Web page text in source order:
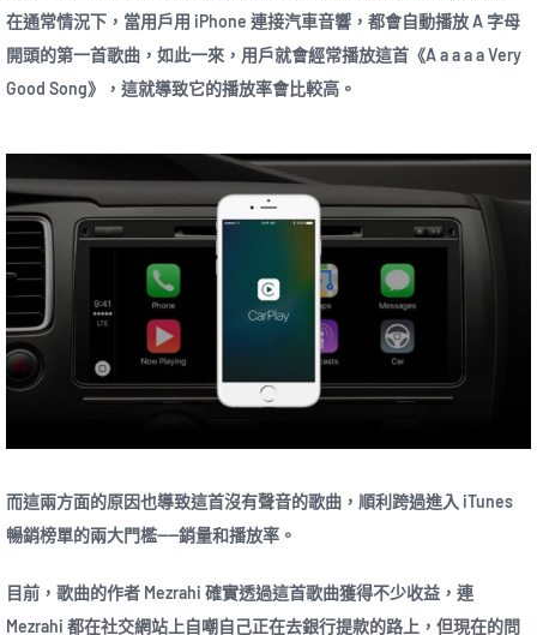
在通常情況下，當用戶用 iPhone 連接汽車音響，都會自動播放 A 字母
開頭的第一首歌曲，如此一來，用戶就會經常播放這首《A a a a a Very
Good Song》，這就導致它的播放率會比較高。
而這兩方面的原因也導致這首沒有聲音的歌曲，順利跨過進入 iTunes
暢銷榜單的兩大門檻——銷量和播放率。
目前，歌曲的作者 Mezrahi 確實透過這首歌曲獲得不少收益，連
Mezrahi 都在社交網站上自嘲自己正在去銀行提款的路上，但現在的問